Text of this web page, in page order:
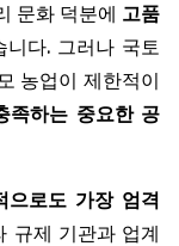
문화 덕분에 고품
니다. 그러나 국토
농업이 제한적이
족하는 중요한 공
으로도 가장 엄격
규제 기관과 업계